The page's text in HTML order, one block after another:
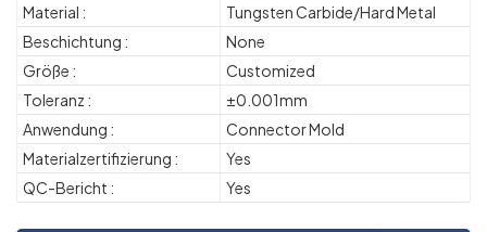
Material :
Tungsten Carbide/Hard Metal
Beschichtung :
None
Größe :
Customized
Toleranz :
±0.001mm
Anwendung :
Connector Mold
Materialzertifizierung :
Yes
QC-Bericht :
Yes